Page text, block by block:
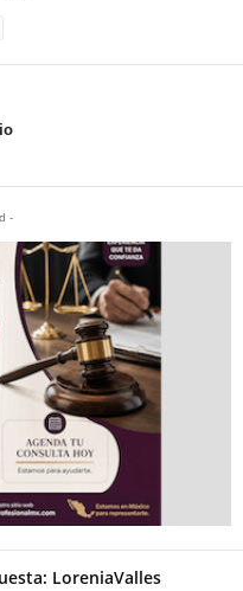
-
LoreniaValles